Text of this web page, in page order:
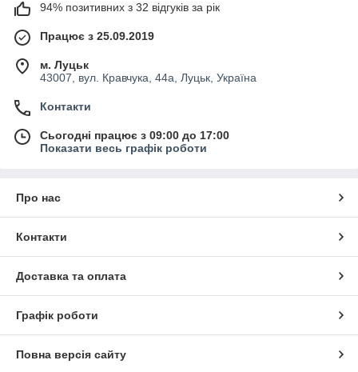
94% позитивних з 32 відгуків за рік
Працює з 25.09.2019
м. Луцьк
43007, вул. Кравчука, 44а, Луцьк, Україна
Контакти
Сьогодні працює з 09:00 до 17:00
Показати весь графік роботи
Про нас
Контакти
Доставка та оплата
Графік роботи
Повна версія сайту